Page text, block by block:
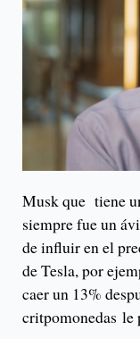
Musk que tiene
siempre fue un
de influir en el
de Tesla, por
caer un 13%
critpomonedas le